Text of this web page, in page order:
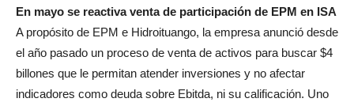
En mayo se reactiva venta de participación de EPM en ISA
A propósito de EPM e Hidroituango, la empresa anunció desde
el año pasado un proceso de venta de activos para buscar $4
billones que le permitan atender inversiones y no afectar
indicadores como deuda sobre Ebitda, ni su calificación. Uno